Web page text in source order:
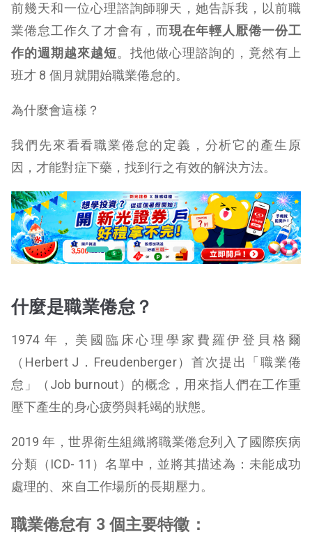
前幾天和一位心理諮詢師聊天，她告訴我，以前職
業倦怠工作久了才會有，而現在年輕人厭倦一份工
作的週期越來越短。找他做心理諮詢的，竟然有上
班才 8 個月就開始職業倦怠的。
為什麼會這樣？
我們先來看看職業倦怠的定義，分析它的產生原
因，才能對症下藥，找到行之有效的解決方法。
什麼是職業倦怠？
1974 年，美國臨床心理學家費羅伊登貝格爾
（Herbert J．Freudenberger）首次提出「職業倦
怠」（Job burnout）的概念，用來指人們在工作重
壓下產生的身心疲勞與耗竭的狀態。
2019 年，世界衛生組織將職業倦怠列入了國際疾病
分類（ICD- 11）名單中，並將其描述為：未能成功
處理的、來自工作場所的長期壓力。
職業倦怠有 3 個主要特徵：